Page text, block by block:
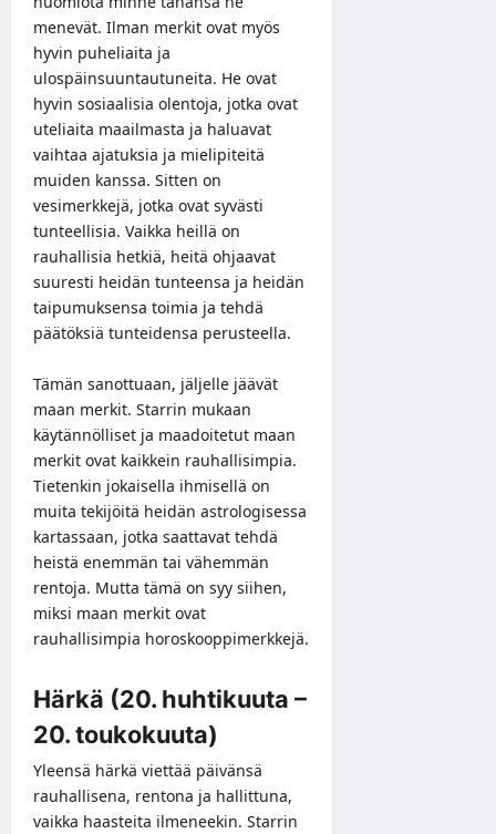
menevät. Ilman merkit ovat myös
hyvin puheliaita ja
ulospäinsuuntautuneita. He ovat
hyvin sosiaalisia olentoja, jotka ovat
uteliaita maailmasta ja haluavat
vaihtaa ajatuksia ja mielipiteitä
muiden kanssa. Sitten on
vesimerkkejä, jotka ovat syvästi
tunteellisia. Vaikka heillä on
rauhallisia hetkiä, heitä ohjaavat
suuresti heidän tunteensa ja heidän
taipumuksensa toimia ja tehdä
päätöksiä tunteidensa perusteella.
Tämän sanottuaan, jäljelle jäävät
maan merkit. Starrin mukaan
käytännölliset ja maadoitetut maan
merkit ovat kaikkein rauhallisimpia.
Tietenkin jokaisella ihmisellä on
muita tekijöitä heidän astrologisessa
kartassaan, jotka saattavat tehdä
heistä enemmän tai vähemmän
rentoja. Mutta tämä on syy siihen,
miksi maan merkit ovat
rauhallisimpia horoskooppimerkkejä.
Härkä (20. huhtikuuta –
20. toukokuuta)
Yleensä härkä viettää päivänsä
rauhallisena, rentona ja hallittuna,
vaikka haasteita ilmeneekin. Starrin